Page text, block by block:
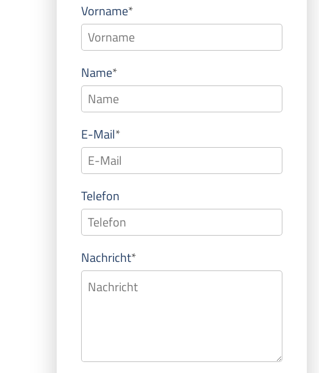
Pflichtfeld
Vorname*
Pflichtfeld
Name*
Pflichtfeld
E-Mail*
Telefon
Pflichtfeld
Nachricht*